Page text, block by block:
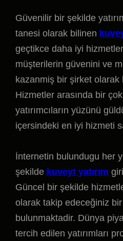
Güvenilir bir şekilde
tanesi olarak bilinen
geçtikce daha iyi
müşterilerin güvenini ve
kazanmiş bir şirket olarak
Hizmetler arasında bir
yatırımcıların yüzünü
içersindeki en iyi hizmeti
İnternetin bulundugu her
şekilde kuveyt yatırım
Güncel bir şekilde
olarak takip edeceğiniz
bulunmaktadir. Dünya
tercih edilen yatırımları